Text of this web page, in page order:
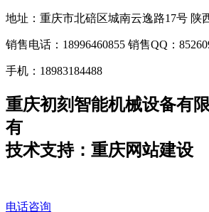
地址：重庆市北碚区城南云逸路17号 陕
销售电话：18996460855 销售QQ：
手机：18983184488
重庆初刻智能机械设备有
有
技术支持：重庆网站建设
电话咨询